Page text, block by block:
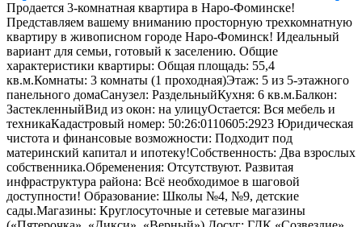
Продается 3-комнатная квартира в Наро-Фоминске!
Представляем вашему вниманию просторную трехкомнатную
квартиру в живописном городе Наро-Фоминск! Идеальный
вариант для семьи, готовый к заселению. Общие
характеристики квартиры: Общая площадь: 55,4
кв.м.Комнаты: 3 комнаты (1 проходная)Этаж: 5 из 5-этажного
панельного домаСанузел: РаздельныйКухня: 6 кв.м.Балкон:
ЗастекленныйВид из окон: на улицуОстается: Вся мебель и
техникаКадастровый номер: 50:26:0110605:2923 Юридическая
чистота и финансовые возможности: Подходит под
материнский капитал и ипотеку!Собственность: Два взрослых
собственника.Обременения: Отсутствуют. Развитая
инфраструктура района: Всё необходимое в шаговой
доступности! Образование: Школы №4, №9, детские
сады.Магазины: Круглосуточные и сетевые магазины